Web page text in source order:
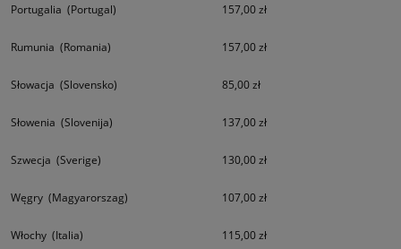
Portugalia (Portugal) 157,00 zł
Rumunia (Romania) 157,00 zł
Słowacja (Slovensko) 85,00 zł
Słowenia (Slovenija) 137,00 zł
Szwecja (Sverige) 130,00 zł
Węgry (Magyarorszag) 107,00 zł
Włochy (Italia) 115,00 zł